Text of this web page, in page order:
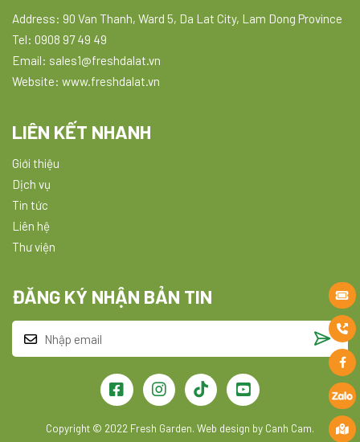
Address: 90 Van Thanh, Ward 5, Da Lat City, Lam Dong Province
Tel: 0908 97 49 49
Email: sales1@freshdalat.vn
Website: www.freshdalat.vn
LIÊN KẾT NHANH
Giới thiệu
Dịch vụ
Tin tức
Liên hệ
Thư viện
ĐĂNG KÝ NHẬN BẢN TIN
Copyright © 2022 Fresh Garden. Web design by Canh Cam.